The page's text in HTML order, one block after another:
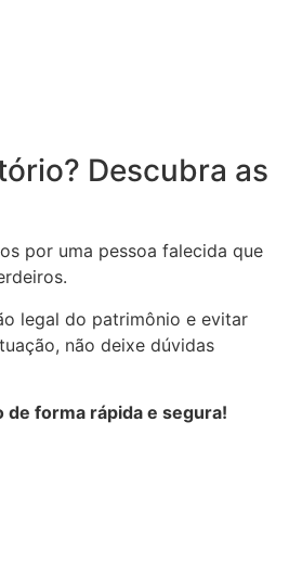
Descubra as
por uma pessoa falecida que
legal do patrimônio e evitar
não deixe dúvidas
forma rápida e segura!